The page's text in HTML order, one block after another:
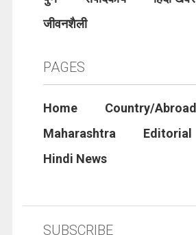
जीवनशैली
PAGES
Home
Country/Abroad
Maharashtra
Editorial
Hindi News
SUBSCRIBE